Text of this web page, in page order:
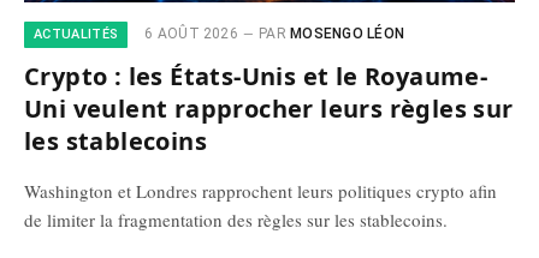
ACTUALITÉS 6 AOÛT 2026 PAR MOSENGO LÉON
Crypto : les États-Unis et le Royaume-
Uni veulent rapprocher leurs règles sur
les stablecoins
Washington et Londres rapprochent leurs politiques crypto afin
de limiter la fragmentation des règles sur les stablecoins.